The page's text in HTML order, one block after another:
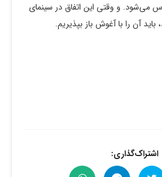
می‌شود. و وقتی این اتفاق در سینمای
باید آن را با آغوش باز بپذیریم.
اشتراک‌گذاری: